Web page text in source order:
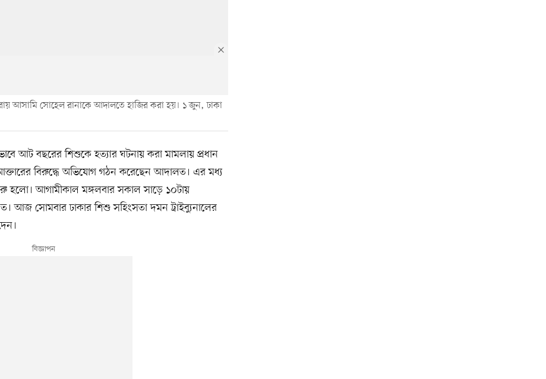
আসামি সোহেল রানাকে আদালতে হাজির করা হয়। ১ জুন, ঢাকা
আট বছরের শিশুকে হত্যার ঘটনায় করা মামলায় প্রধান
আক্তারের বিরুদ্ধে অভিযোগ গঠন করেছেন আদালত। এর মধ্য
হলো। আগামীকাল মঙ্গলবার সকাল সাড়ে ১০টায়
আজ সোমবার ঢাকার শিশু সহিংসতা দমন ট্রাইব্যুনালের